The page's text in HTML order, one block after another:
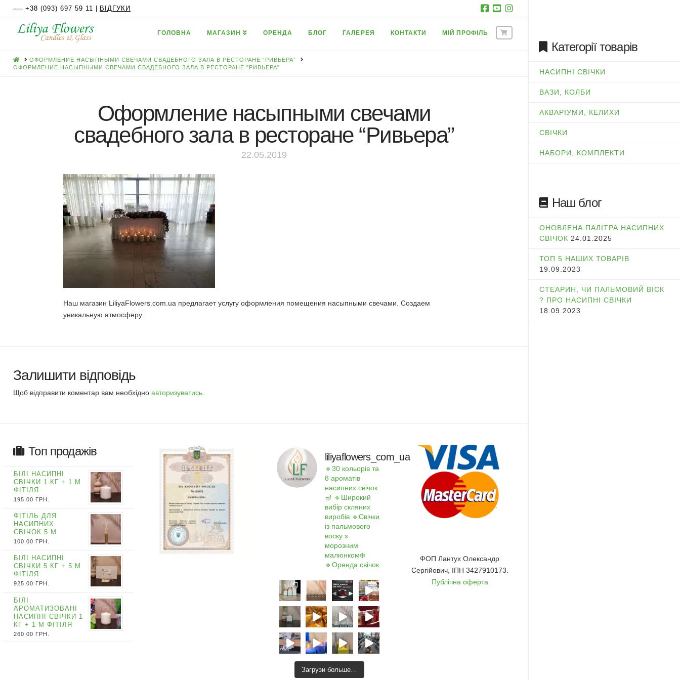
+38 (093) 697 59 11 | ВІДГУКИ
ГОЛОВНА МАГАЗИН ОРЕНДА БЛОГ ГАЛЕРЕЯ КОНТАКТИ МІЙ ПРОФІЛЬ
HOMEОФОРМЛЕНИЕ НАСЫПНЫМИ СВЕЧАМИ СВАДЕБНОГО ЗАЛА В РЕСТОРАНЕ “РИВЬЕРА”
ОФОРМЛЕНИЕ НАСЫПНЫМИ СВЕЧАМИ СВАДЕБНОГО ЗАЛА В РЕСТОРАНЕ "РИВЬЕРА"
Оформление насыпными свечами
свадебного зала в ресторане “Ривьера”
22.05.2019
Наш магазин LiliyaFlowers.com.ua предлагает услугу оформления помещения насыпными свечами. Создаем
уникальную атмосферу.
Залишити відповідь
Щоб відправити коментар вам необхідноавторизуватись
Категорії товарів
НАСИПНІ СВІЧКИ
ВАЗИ, КОЛБИ
АКВАРІУМИ, КЕЛИХИ
СВІЧКИ
НАБОРИ, КОМПЛЕКТИ
Наш блог
ОНОВЛЕНА ПАЛІТРА НАСИПНИХ
СВІЧОК 24.01.2025
ТОП 5 НАШИХ ТОВАРІВ
19.09.2023
СТЕАРИН, ЧИ ПАЛЬМОВИЙ ВІСК
? ПРО НАСИПНІ СВІЧКИ
18.09.2023
Топ продажів
БІЛІ НАСИПНІ
СВІЧКИ 1 КГ + 1 М
ФІТІЛЯ
195,00 ГРН.
ФІТІЛЬ ДЛЯ
НАСИПНИХ
СВІЧОК 5 М
100,00 ГРН.
БІЛІ НАСИПНІ
СВІЧКИ 5 КГ + 5 М
ФІТІЛЯ
925,00 ГРН.
БІЛІ
АРОМАТИЗОВАНІ
НАСИПНІ СВІЧКИ 1
КГ + 1 М ФІТІЛЯ
260,00 ГРН.
liliyaflowers_com_ua
🔹30 кольорів та
8 ароматів
насипних свічок
🪔 🔹Широкий
вибір скляних
виробів🔹Свічки
із пальмового
воску з
морозним
малюнком❄️
🔹Оренда свічок
Загрузи больше…
ФОП Лантух Олександр
Сергійович, ІПН 3427910173.
Публічна оферта